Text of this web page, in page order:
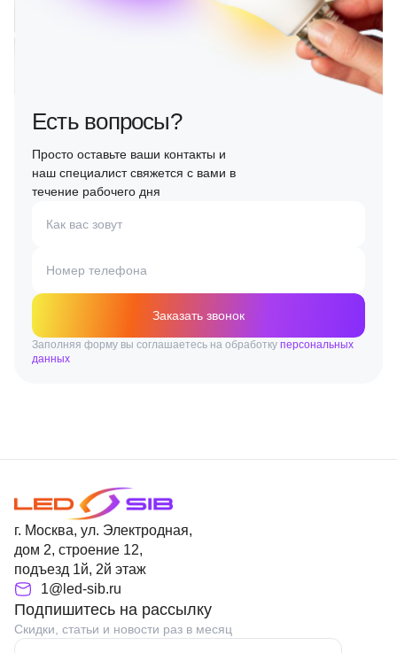
Есть вопросы?
Просто оставьте ваши контакты и
наш специалист свяжется с вами в
течение рабочего дня
Как вас зовут
Номер телефона
Заказать звонок
Заполняя форму вы соглашаетесь на обработку персональных
данных
г. Москва, ул. Электродная,
дом 2, строение 12,
подъезд 1й, 2й этаж
1@led-sib.ru
Подпишитесь на рассылку
Скидки, статьи и новости раз в месяц